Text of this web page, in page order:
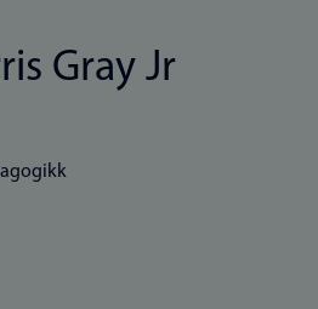
Gray Jr